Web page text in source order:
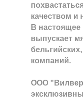
качеством и
В
выпускает
компаний.
ООО